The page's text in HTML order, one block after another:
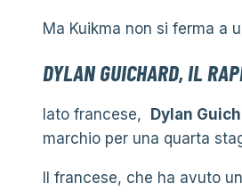
Ma Kuikma non si ferma a
DYLAN GUICHARD, IL
lato francese, Dylan
marchio per una quarta
Il francese, che ha avuto